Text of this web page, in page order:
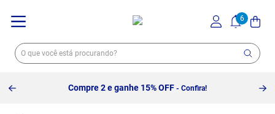
Compre 2 e ganhe 15% OFF - Confira!